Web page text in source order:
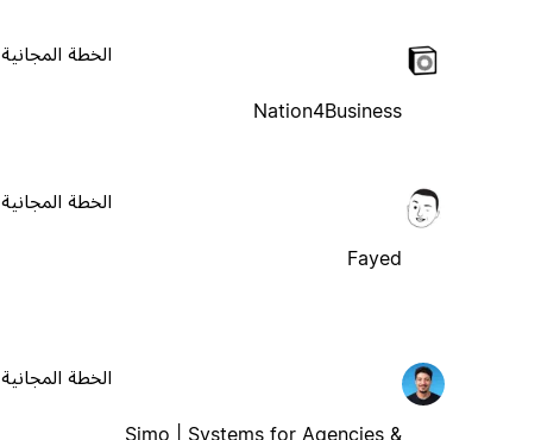
Nation4Business
الخطة المجانية
Fayed
الخطة المجانية
Simo | Systems for Agencies &
الخطة المجانية